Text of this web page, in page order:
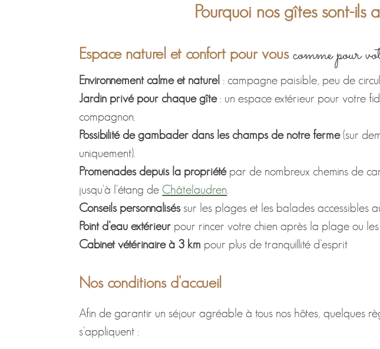
Pourquoi nos gîtes sont-
Espace naturel et confort pour vouscomme pour
Environnement calme et naturel : campagne paisible, peu de
Jardin privé pour chaque gîte: un espace extérieur pour votre
compagnon.
Possibilité de gambader dans les champs de notre ferme(sur
uniquement).
Promenades depuis la propriétépar de nombreux chemins de
jusqu'à l'étang de Châtelaudren.
Conseils personnaliséssur les plages et les balades accessibles
Point d’eau extérieur pour rincer votre chien après la plage ou les
Cabinet vétérinaire à 3 km pour plus de tranquillité d’esprit
Nos conditions d'accueil
Afin de garantir un séjour agréable à tous nos hôtes, quelques
s'appliquent :